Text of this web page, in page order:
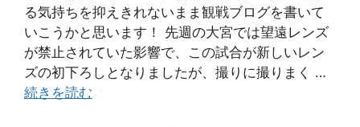
る気持ちを抑えきれないまま観戦ブログを書いて
いこうかと思います！ 先週の大宮では望遠レンズ
が禁止されていた影響で、この試合が新しいレン
ズの初下ろしとなりましたが、撮りに撮りまく …
続きを読む